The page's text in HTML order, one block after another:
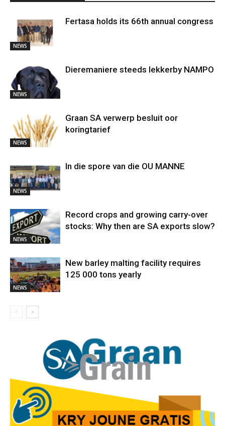
NEWS
Fertasa holds its 66th annual congress
NEWS
Dieremaniere steeds lekkerby NAMPO
NEWS
Graan SA verwerp besluit oor
koringtarief
NEWS
In die spore van die OU MANNE
NEWS
Record crops and growing carry-over
stocks: Why then are SA exports slow?
NEWS
New barley malting facility requires
125 000 tons yearly